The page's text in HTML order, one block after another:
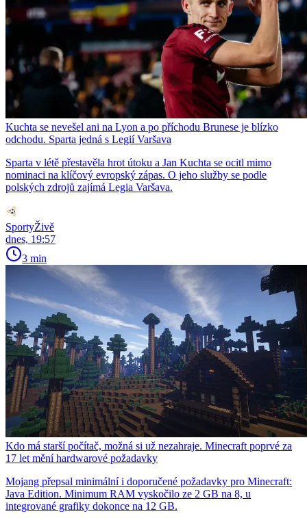
Kuchta se nevešel ani na Lyon a po příchodu Brunese je blízko
odchodu. Sparta jedná s Legií Varšava
Sparta v létě přestavěla hrot útoku a Jan Kuchta se ocitl mimo
nominaci na klíčový evropský zápas. O jeho služby se podle
polských zdrojů zajímá Legia Varšava.
SportyŽivě
dnes, 19:57
3 min
Kdo má starší počítač, možná si už nezahraje. Minecraft poprvé za
17 let mění hardwarové požadavky
Mojang přepsal minimální i doporučené požadavky pro Minecraft:
Java Edition. Minimum RAM vyskočilo ze 2 GB na 8, u
integrované grafiky dokonce na 12 GB.